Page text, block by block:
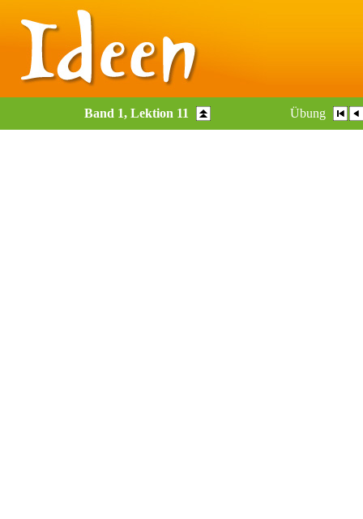
Band 1, Lektion 11 Übung